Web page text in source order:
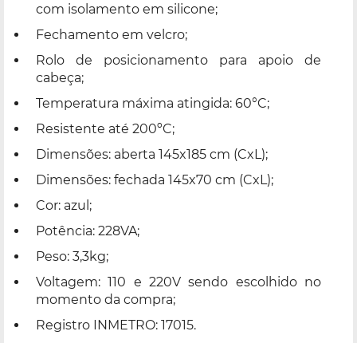
com isolamento em silicone;
Fechamento em velcro;
Rolo de posicionamento para apoio de
cabeça;
Temperatura máxima atingida: 60°C;
Resistente até 200ºC;
Dimensões: aberta 145x185 cm (CxL);
Dimensões: fechada 145x70 cm (CxL);
Cor: azul;
Potência: 228VA;
Peso: 3,3kg;
Voltagem: 110 e 220V sendo escolhido no
momento da compra;
Registro INMETRO: 17015.